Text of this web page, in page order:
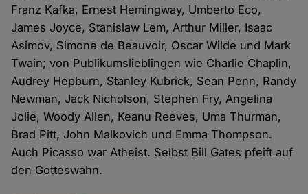
Franz Kafka, Ernest Hemingway, Umberto Eco,
James Joyce, Stanislaw Lem, Arthur Miller, Isaac
Asimov, Simone de Beauvoir, Oscar Wilde und Mark
Twain; von Publikumslieblingen wie Charlie Chaplin,
Audrey Hepburn, Stanley Kubrick, Sean Penn, Randy
Newman, Jack Nicholson, Stephen Fry, Angelina
Jolie, Woody Allen, Keanu Reeves, Uma Thurman,
Brad Pitt, John Malkovich und Emma Thompson.
Auch Picasso war Atheist. Selbst Bill Gates pfeift auf
den Gotteswahn.